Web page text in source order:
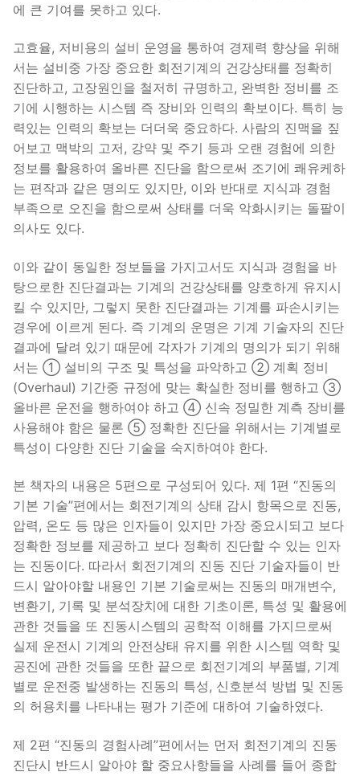
에 큰 기여를 못하고 있다.
고효율, 저비용의 설비 운영을 통하여 경제력 향상을 위해
서는 설비중 가장 중요한 회전기계의 건강상태를 정확히
진단하고, 고장원인을 철저히 규명하고, 완벽한 정비를 조
기에 시행하는 시스템 즉 장비와 인력의 확보이다. 특히 능
력있는 인력의 확보는 더더욱 중요하다. 사람의 진맥을 짚
어보고 맥박의 고저, 강약 및 주기 등과 오랜 경험에 의한
정보를 활용하여 올바른 진단을 함으로써 조기에 쾌유케하
는 편작과 같은 명의도 있지만, 이와 반대로 지식과 경험
부족으로 오진을 함으로써 상태를 더욱 악화시키는 돌팔이
의사도 있다.
이와 같이 동일한 정보들을 가지고서도 지식과 경험을 바
탕으로한 진단결과는 기계의 건강상태를 양호하게 유지시
킬 수 있지만, 그렇지 못한 진단결과는 기계를 파손시키는
경우에 이르게 된다. 즉 기계의 운명은 기계 기술자의 진단
결과에 달려 있기 때문에 각자가 기계의 명의가 되기 위해
서는 ① 설비의 구조 및 특성을 파악하고 ② 계획 정비
(Overhaul) 기간중 규정에 맞는 확실한 정비를 행하고 ③
올바른 운전을 행하여야 하고 ④ 신속 정밀한 계측 장비를
사용해야 함은 물론 ⑤ 정확한 진단을 위해서는 기계별로
특성이 다양한 진단 기술을 숙지하여야 한다.
본 책자의 내용은 5편으로 구성되어 있다. 제 1편 “진동의
기본 기술”편에서는 회전기계의 상태 감시 항목으로 진동,
압력, 온도 등 많은 인자들이 있지만 가장 중요시되고 보다
정확한 정보를 제공하고 보다 정확히 진단할 수 있는 인자
는 진동이다. 따라서 회전기계의 진동 진단 기술자들이 반
드시 알아야할 내용인 기본 기술로써는 진동의 매개변수,
변환기, 기록 및 분석장치에 대한 기초이론, 특성 및 활용에
관한 것들을 또 진동시스템의 공학적 이해를 가지므로써
실제 운전시 기계의 안전상태 유지를 위한 시스템 역학 및
공진에 관한 것들을 또한 끝으로 회전기계의 부품별, 기계
별로 운전중 발생하는 진동의 특성, 신호분석 방법 및 진동
의 허용치를 나타내는 평가 기준에 대하여 기술하였다.
제 2편 “진동의 경험사례”편에서는 먼저 회전기계의 진동
진단시 반드시 알아야 할 중요사항들을 사례를 들어 종합